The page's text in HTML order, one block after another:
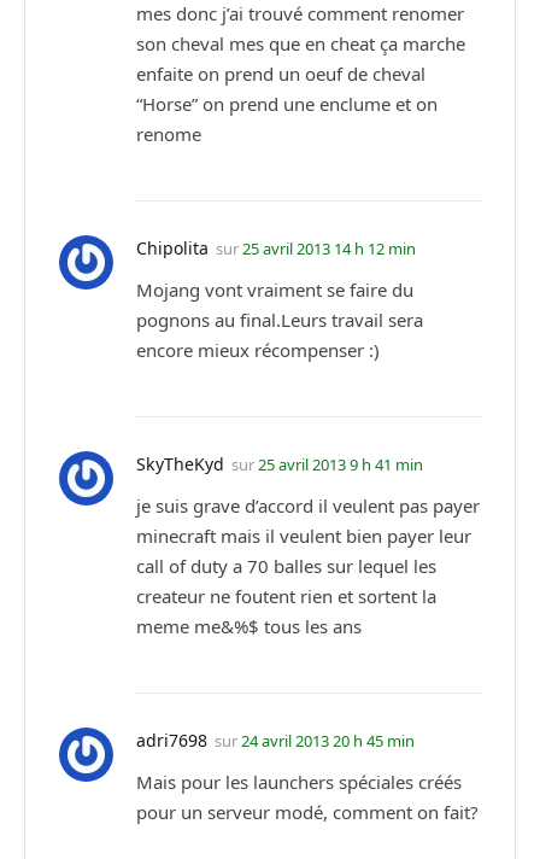
mes donc j’ai trouvé comment renomer
son cheval mes que en cheat ça marche
enfaite on prend un oeuf de cheval
“Horse” on prend une enclume et on
renome
Chipolita sur25 avril 2013 14 h 12 min
Mojang vont vraiment se faire du
pognons au final.Leurs travail sera
encore mieux récompenser :)
SkyTheKyd sur25 avril 2013 9 h 41 min
je suis grave d’accord il veulent pas payer
minecraft mais il veulent bien payer leur
call of duty a 70 balles sur lequel les
createur ne foutent rien et sortent la
meme me&%$ tous les ans
adri7698 sur24 avril 2013 20 h 45 min
Mais pour les launchers spéciales créés
pour un serveur modé, comment on fait?